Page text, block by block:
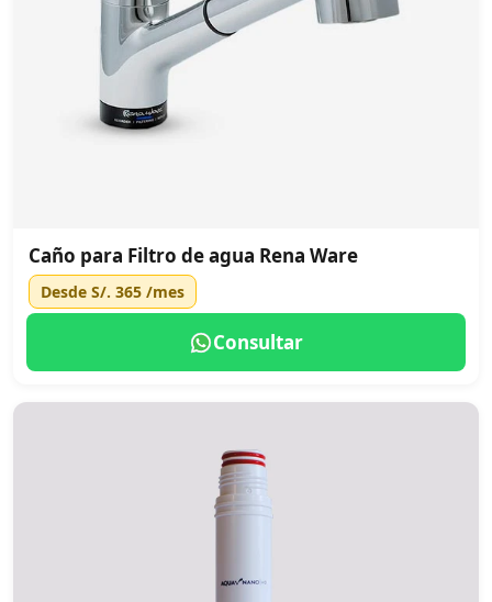
Caño para Filtro de agua Rena Ware
Desde S/. 365 /mes
Consultar